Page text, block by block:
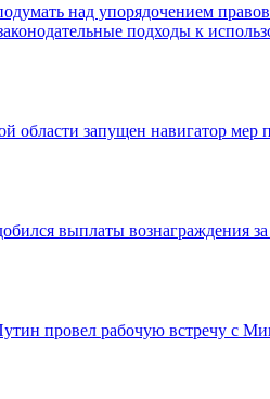
над упорядочением
подходы к
запущен навигатор мер
выплаты вознаграждения за
провел рабочую встречу с